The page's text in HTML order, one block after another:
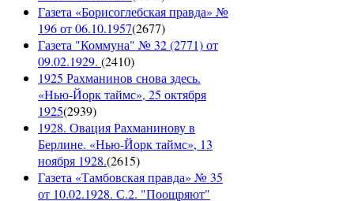
Газета «Борисоглебская правда» №
196 от 06.10.1957(2677)
Газета "Коммуна" № 32 (2771) от
09.02.1929. (2410)
1925 Рахманинов снова здесь.
«Нью-Йорк таймс», 25 октября
1925(2939)
1928. Овация Рахманинову в
Берлине. «Нью-Йорк таймс», 13
ноября 1928.(2615)
Газета «Тамбовская правда» № 35
от 10.02.1928. С.2. "Поощряют"